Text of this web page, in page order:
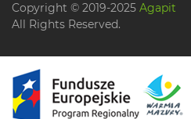
Copyright © 2019-2025 Agapit
All Rights Reserved.